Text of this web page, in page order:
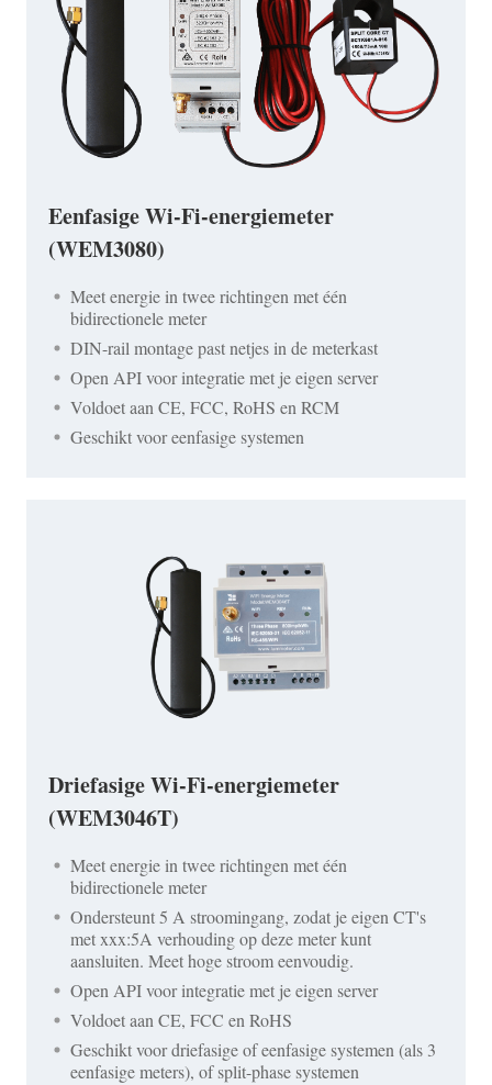
Eenfasige Wi-Fi-energiemeter
(WEM3080)
Meet energie in twee richtingen met één
bidirectionele meter
DIN-rail montage past netjes in de meterkast
Open API voor integratie met je eigen server
Voldoet aan CE, FCC, RoHS en RCM
Geschikt voor eenfasige systemen
Driefasige Wi-Fi-energiemeter
(WEM3046T)
Meet energie in twee richtingen met één
bidirectionele meter
Ondersteunt 5 A stroomingang, zodat je eigen CT's
met xxx:5A verhouding op deze meter kunt
aansluiten. Meet hoge stroom eenvoudig.
Open API voor integratie met je eigen server
Voldoet aan CE, FCC en RoHS
Geschikt voor driefasige of eenfasige systemen (als 3
eenfasige meters), of split-phase systemen